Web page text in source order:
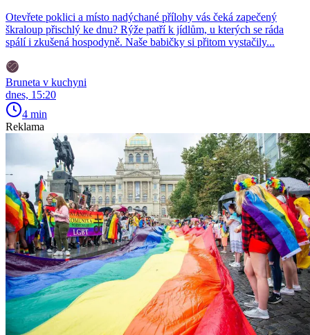
Otevřete poklici a místo nadýchané přílohy vás čeká zapečený
škraloup přischlý ke dnu? Rýže patří k jídlům, u kterých se ráda
spálí i zkušená hospodyně. Naše babičky si přitom vystačily...
Bruneta v kuchyni
dnes, 15:20
4 min
Reklama